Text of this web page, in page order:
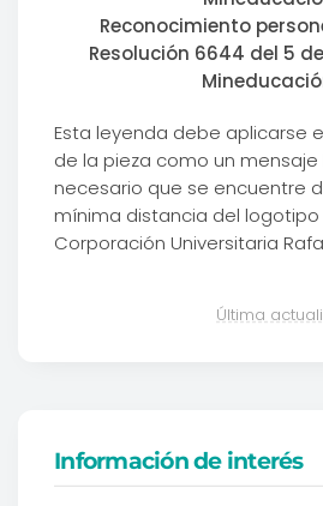
Reconocimiento
Resolución 6644 del 5
Esta leyenda debe aplicarse
de la pieza como un mensaje
necesario que se encuentre
mínima distancia del logotipo
Corporación Universitaria
Última
Información de interés